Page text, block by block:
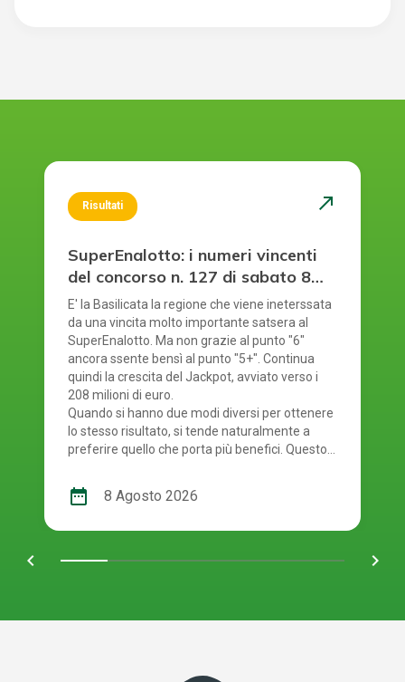
Risultati north_east
SuperEnalotto: i numeri vincenti
del concorso n. 127 di sabato 8
agosto 2026
E' la Basilicata la regione che viene ineterssata
da una vincita molto importante satsera al
SuperEnalotto. Ma non grazie al punto "6"
ancora ssente bensì al punto "5+". Continua
quindi la crescita del Jackpot, avviato verso i
208 milioni di euro.
Quando si hanno due modi diversi per ottenere
lo stesso risultato, si tende naturalmente a
preferire quello che porta più benefici. Questo
gioca al SuperEnalotto. Infatti, per giocare al
SuperEnalotto si può scegliere tra due opzioni:
comoda e presenta diversi vantaggi per chi
date_range 8 Agosto 2026
chevron_left navigate_next